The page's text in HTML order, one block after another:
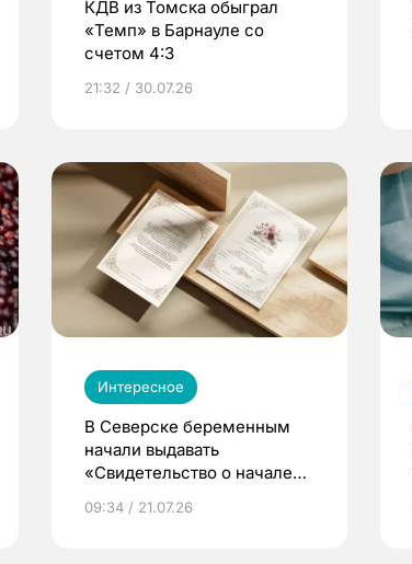
КДВ из Томска обыграл
«Темп» в Барнауле со
счетом 4:3
21:32 / 30.07.26
Интересное
В Северске беременным
начали выдавать
«Свидетельство о начале
09:34 / 21.07.26